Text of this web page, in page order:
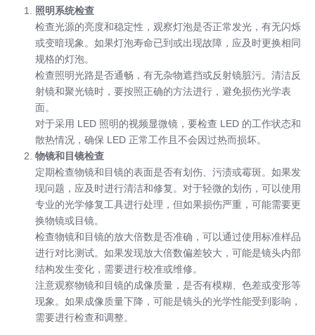
照明系统检查
检查光源的亮度和稳定性，观察灯泡是否正常发光，有无闪烁
或变暗现象。如果灯泡寿命已到或出现故障，应及时更换相同
规格的灯泡。
检查照明光路是否通畅，有无杂物遮挡或反射镜脏污。清洁反
射镜和聚光镜时，要按照正确的方法进行，避免损伤光学表
面。
对于采用 LED 照明的视频显微镜，要检查 LED 的工作状态和
散热情况，确保 LED 正常工作且不会因过热而损坏。
物镜和目镜检查
定期检查物镜和目镜的表面是否有划伤、污渍或霉斑。如果发
现问题，应及时进行清洁和修复。对于轻微的划伤，可以使用
专业的光学修复工具进行处理，但如果损伤严重，可能需要更
换物镜或目镜。
检查物镜和目镜的放大倍数是否准确，可以通过使用标准样品
进行对比测试。如果发现放大倍数偏差较大，可能是镜头内部
结构发生变化，需要进行校准或维修。
注意观察物镜和目镜的成像质量，是否有模糊、色差或变形等
现象。如果成像质量下降，可能是镜头的光学性能受到影响，
需要进行检查和调整。